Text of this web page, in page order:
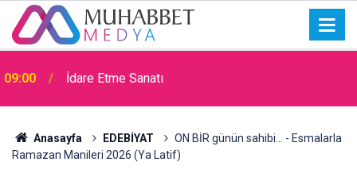
11:48 Bir can kardeşin ardından…
Anasayfa EDEBİYAT
ON BİR günün sahibi… - Esmalarla
Ramazan Manileri 2026 (Ya Latif)